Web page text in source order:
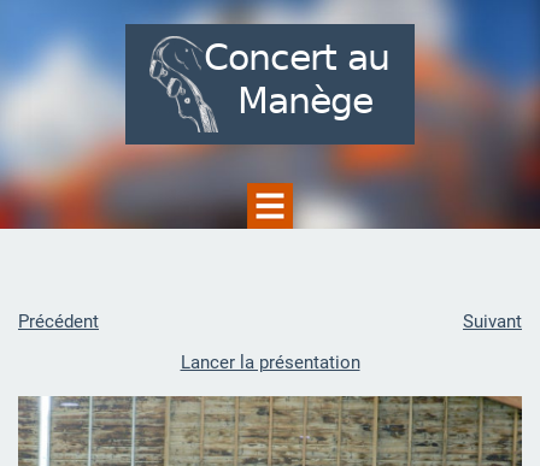
Précédent
Suivant
Lancer la présentation